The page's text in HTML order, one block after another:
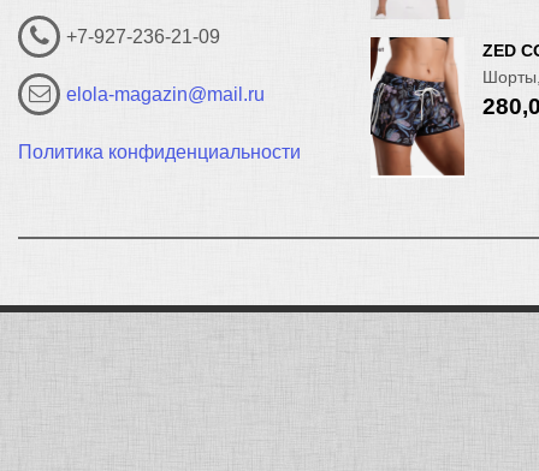
+7-927-236-21-09
elola-magazin@mail.ru
Политика конфиденциальности
ZED